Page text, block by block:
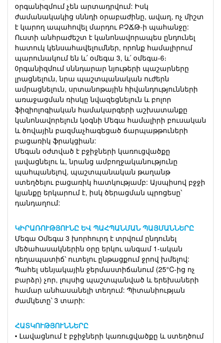
օրգանիզմում չեն արտադրվում: Իսկ
ժամանակակից սննդի օրաբաժինը, ավաղ, ոչ միշտ
է կարող ապահովել մարդու ԲՉՃԹ-ի պահանջը:
Ուստի անհրաժեշտ է կանոնավորապես ընդունել
հատուկ կենսահավելումներ, որոնք համալիրում
պարունակում են և՛ օմեգա 3, և՛ օմեգա-6։
0րգանիզմում սննդարար նյութերի պաշարները
լրացնելուն, նրա պաշտպանական ուժերն
ամրացնելուն, սրտանոթային հիվանդությունների
առաջացման ռիսկը նվազեցնելուն և բոլոր
ֆիզիոլոգիական համակարգերի աշխատանքը
կանոնավորելուն կօգնի Մեգա համալիրի բուսական
և ծովային բազմաչհագեցած ճարպաթթուների
բացառիկ ֆրակցիան:
Մեգան օժտված է բջիջների կառուցվածքը
լավացնելու և, նրանց ամբողջականությունը
պահպանելով, պաշտպանական թաղանթ
ստեղծելու բացառիկ հատկությամբ: Այսպիսով բջջի
կյանքը երկարում է, իսկ ծերացման պրոցեսը՝
դանդաղում:
ԿԻՐԱՌՈՒԹՅՈՒՆԸ ԵՎ ՊԱՀՊԱՆՄԱՆ ՊԱՅՄԱՆՆԵՐԸ
Մեգա Օմեգա 3 խորհուրդ է տրվում ընդունել
մեծահասակներին օրը երկու անգամ 1-ական
դեղապատիճ՝ ուտելու ընթացքում ջրով խմելով:
Պահել սենյակային ջերմաստիճանում (25°C-ից ոչ
բարձր) չոր, լույսից պաշտպանված և երեխաների
համար անհասանելի տեղում: Պիտանիության
ժամկետը՝ 3 տարի:
ՀԱՏԿՈՒԹՅՈՒՆՆԵՐԸ
• Լավացնում է բջիջների կառուցվածքը և ստեղծում